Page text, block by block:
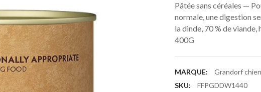
Pâtée sans céréales —
normale, une digestion
la dinde, 70 % de
400G
MARQUE:
Grandorf chien
SKU:
FFPGDDW1440